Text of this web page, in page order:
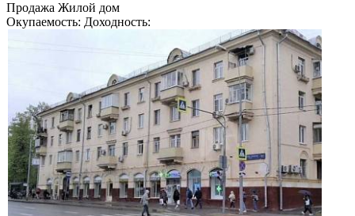
Продажа Жилой дом
Окупаемость: Доходность: